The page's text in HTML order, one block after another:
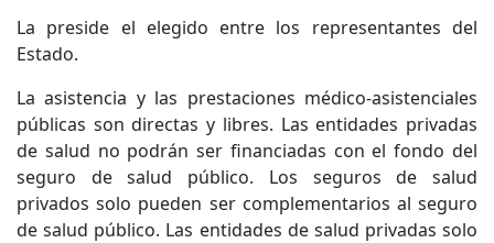
La preside el elegido entre los representantes del
Estado.
La asistencia y las prestaciones médico-asistenciales
públicas son directas y libres. Las entidades privadas
de salud no podrán ser financiadas con el fondo del
seguro de salud público. Los seguros de salud
privados solo pueden ser complementarios al seguro
de salud público. Las entidades de salud privadas solo